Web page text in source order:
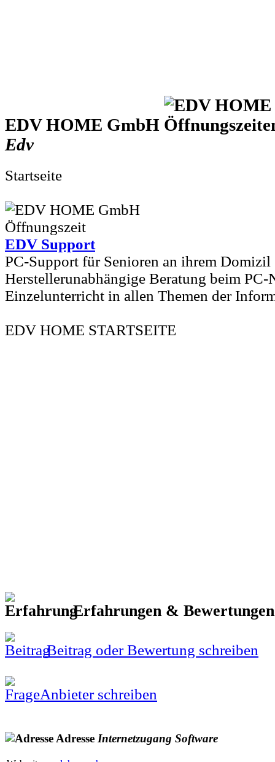
EDV HOME GmbH
Edv
Startseite
EDV Support
PC-Support für Senioren an ihrem Domizil
Herstellerunabhängige Beratung beim PC-
Einzelunterricht in allen Themen der
EDV HOME STARTSEITE
Erfahrungen &
Beitrag oder Bewertung schreiben
Anbieter schreiben
Adresse Internetzugang Software